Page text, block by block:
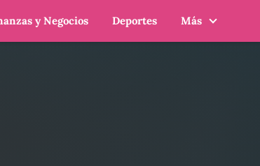
y Negocios Deportes Más